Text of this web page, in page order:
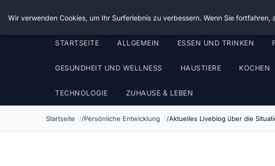
Die Schnitter
STARTSEITE ALLGEMEIN ESSEN UND TRINKEN
GESUNDHEIT UND WELLNESS HAUSTIERE KOCHEN
TECHNOLOGIE ZUHAUSE & LEBEN
Startseite Persönliche Entwicklung Aktuelles Liveblog über die
Wir verwenden Cookies, um Ihr Surferlebnis zu verbessern. Wenn Sie